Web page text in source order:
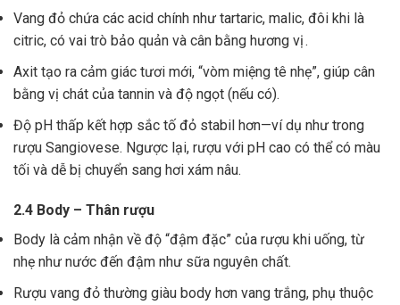
Vang đỏ chứa các acid chính như tartaric, malic, đôi khi là
citric, có vai trò bảo quản và cân bằng hương vị .
Axit tạo ra cảm giác tươi mới, “vòm miệng tê nhẹ”, giúp cân
bằng vị chát của tannin và độ ngọt (nếu có).
Độ pH thấp kết hợp sắc tố đỏ stabil hơn—ví dụ như trong
rượu Sangiovese. Ngược lại, rượu với pH cao có thể có màu
tối và dễ bị chuyển sang hơi xám nâu.
2.4 Body – Thân rượu
Body là cảm nhận về độ “đậm đặc” của rượu khi uống, từ
nhẹ như nước đến đậm như sữa nguyên chất.
Rượu vang đỏ thường giàu body hơn vang trắng, phụ thuộc